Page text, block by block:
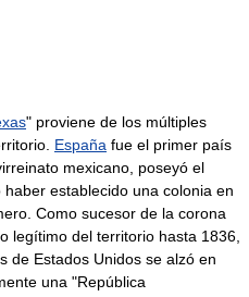
" proviene de los múltiples
España fue el primer país
mexicano, poseyó el
haber establecido una colonia en
Como sucesor de la corona
legítimo del territorio hasta 1836,
de Estados Unidos se alzó en
una "República